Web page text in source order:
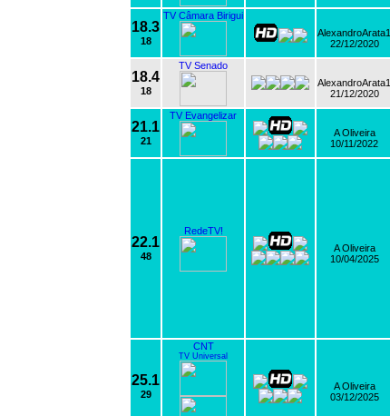
18.3
18
TV Câmara Birigui
AlexandroArata1
22/12/2020
18.4
18
TV Senado
AlexandroArata1
21/12/2020
21.1
21
TV Evangelizar
A Oliveira
10/11/2022
22.1
48
RedeTV!
A Oliveira
10/04/2025
25.1
29
CNT
TV Universal
A Oliveira
03/12/2025